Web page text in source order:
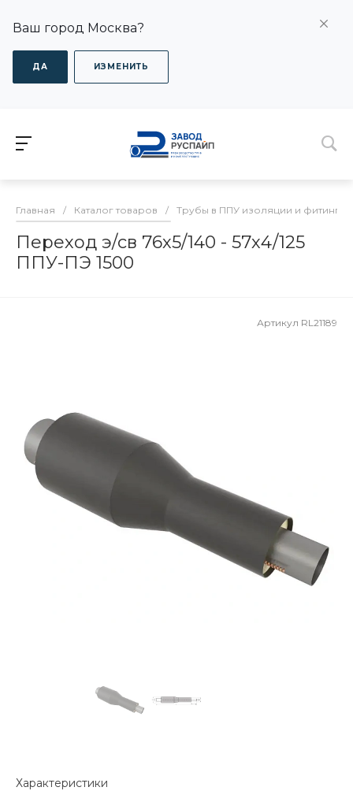
Ваш город Москва?
ДА ИЗМЕНИТЬ
Главная / Каталог товаров / Трубы в ППУ изоляции и фитинги
Переход э/св 76х5/140 - 57х4/125
ППУ-ПЭ 1500
Артикул RL21189
Характеристики